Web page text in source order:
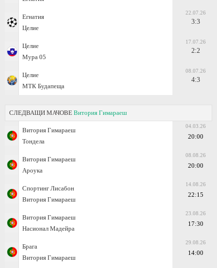
Егнатия
Целие
22.07.26
3:3
Целие
Мура 05
17.07.26
2:2
Целие
МТК Будапеща
08.07.26
4:3
СЛЕДВАЩИ МАЧОВЕ Витория Гимараеш
Витория Гимараеш
Тондела
04.03.26
20:00
Витория Гимараеш
Арoука
08.08.26
20:00
Спортинг Лисабон
Витория Гимараеш
14.08.26
22:15
Витория Гимараеш
Насионал Мадейра
23.08.26
17:30
Брага
Витория Гимараеш
29.08.26
14:00